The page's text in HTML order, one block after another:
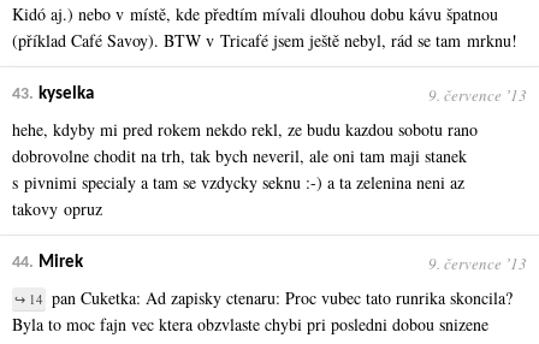
Kidó aj.) nebo v místě, kde předtím mívali dlouhou dobu kávu špatnou
(příklad Café Savoy). BTW v Tricafé jsem ještě nebyl, rád se tam mrknu!
43. kyselka 9. července ʼ13
hehe, kdyby mi pred rokem nekdo rekl, ze budu kazdou sobotu rano
dobrovolne chodit na trh, tak bych neveril, ale oni tam maji stanek
s pivnimi specialy a tam se vzdycky seknu :-) a ta zelenina neni az
takovy opruz
44. Mirek 9. července ʼ13
↪ 14 pan Cuketka: Ad zapisky ctenaru: Proc vubec tato runrika skoncila?
Byla to moc fajn vec ktera obzvlaste chybi pri posledni dobou snizene